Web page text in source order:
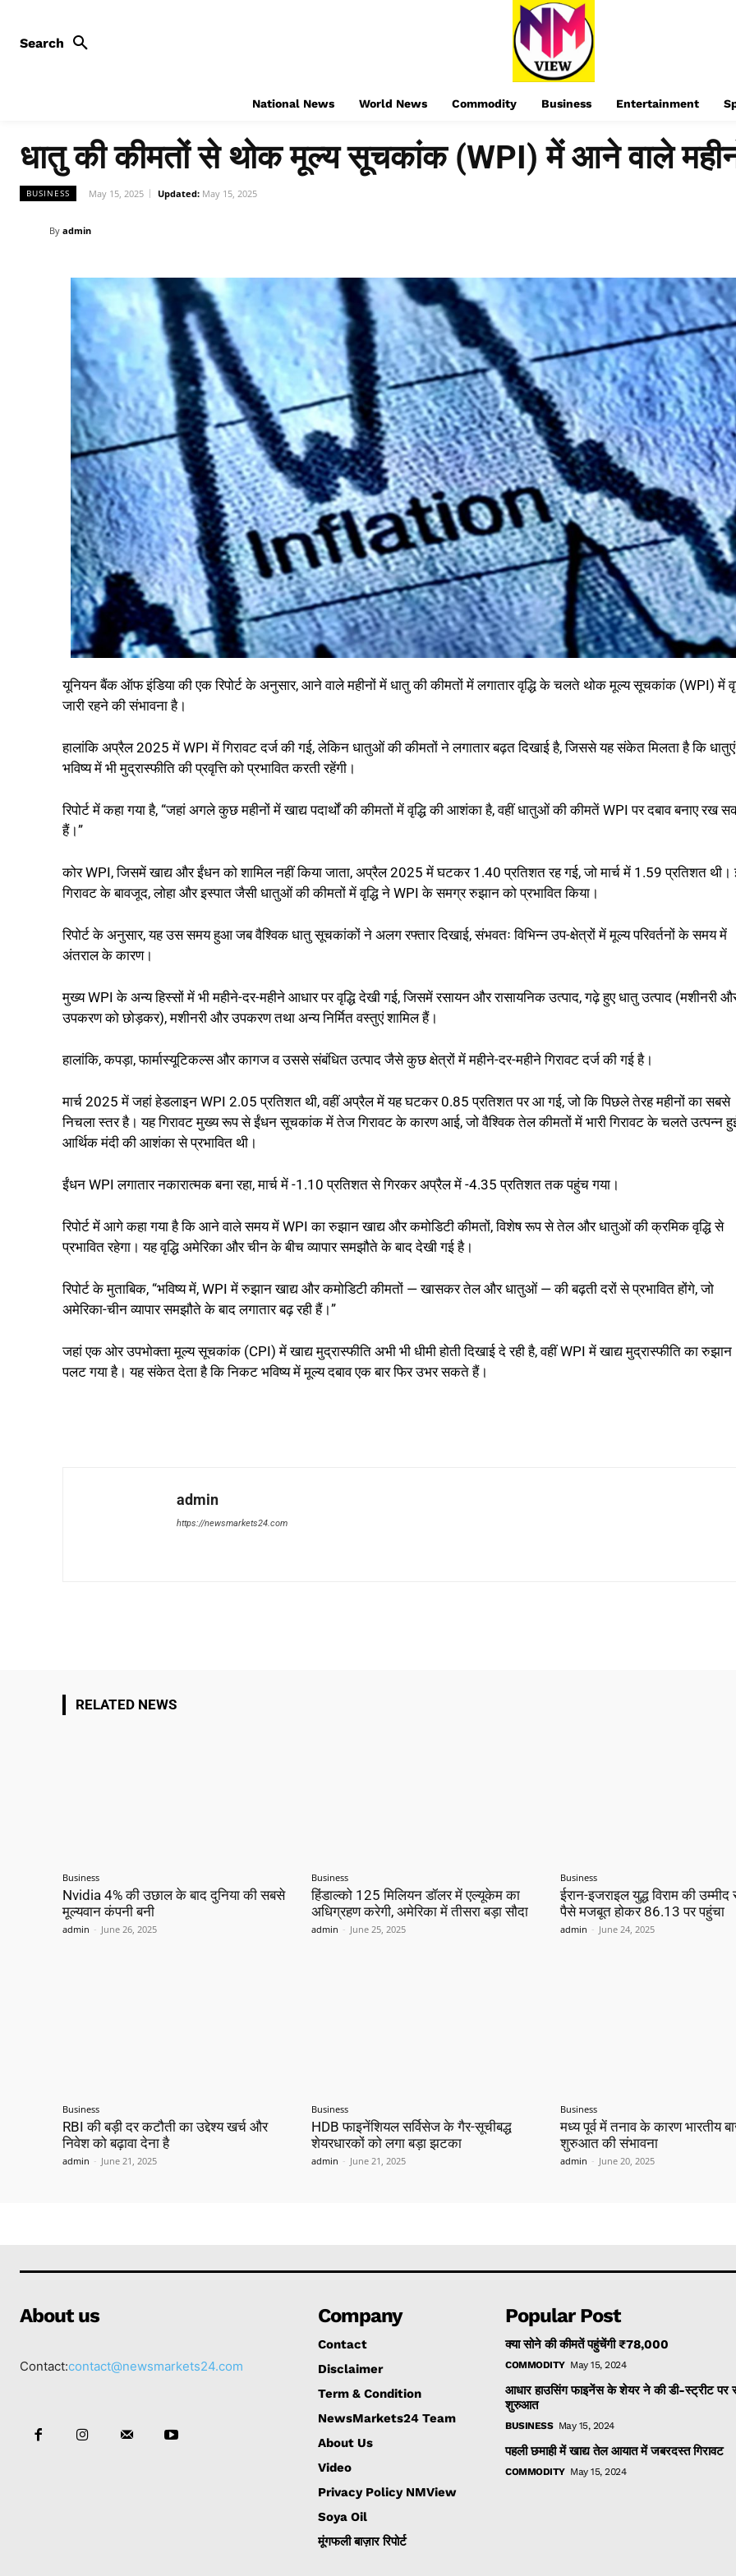
Search
National News World News Commodity Business Entertainment
धातु की कीमतों से थोक मूल्य सूचकांक (WPI) में आने वाले महीनों
BUSINESS May 15, 2025 Updated: May 15, 2025
By admin
यूनियन बैंक ऑफ इंडिया की एक रिपोर्ट के अनुसार, आने वाले महीनों में धातु की कीमतों में लगातार वृद्धि के चलते थोक मूल्य सूचकांक (WPI) में
जारी रहने की संभावना है।
हालांकि अप्रैल 2025 में WPI में गिरावट दर्ज की गई, लेकिन धातुओं की कीमतों ने लगातार बढ़त दिखाई है, जिससे यह संकेत मिलता है कि धातुएं
भविष्य में भी मुद्रास्फीति की प्रवृत्ति को प्रभावित करती रहेंगी।
रिपोर्ट में कहा गया है, “जहां अगले कुछ महीनों में खाद्य पदार्थों की कीमतों में वृद्धि की आशंका है, वहीं धातुओं की कीमतें WPI पर दबाव बनाए रख
हैं।”
कोर WPI, जिसमें खाद्य और ईंधन को शामिल नहीं किया जाता, अप्रैल 2025 में घटकर 1.40 प्रतिशत रह गई, जो मार्च में 1.59 प्रतिशत थी।
गिरावट के बावजूद, लोहा और इस्पात जैसी धातुओं की कीमतों में वृद्धि ने WPI के समग्र रुझान को प्रभावित किया।
रिपोर्ट के अनुसार, यह उस समय हुआ जब वैश्विक धातु सूचकांकों ने अलग रफ्तार दिखाई, संभवतः विभिन्न उप-क्षेत्रों में मूल्य परिवर्तनों के समय में
अंतराल के कारण।
मुख्य WPI के अन्य हिस्सों में भी महीने-दर-महीने आधार पर वृद्धि देखी गई, जिसमें रसायन और रासायनिक उत्पाद, गढ़े हुए धातु उत्पाद (मशीनरी
उपकरण को छोड़कर), मशीनरी और उपकरण तथा अन्य निर्मित वस्तुएं शामिल हैं।
हालांकि, कपड़ा, फार्मास्यूटिकल्स और कागज व उससे संबंधित उत्पाद जैसे कुछ क्षेत्रों में महीने-दर-महीने गिरावट दर्ज की गई है।
मार्च 2025 में जहां हेडलाइन WPI 2.05 प्रतिशत थी, वहीं अप्रैल में यह घटकर 0.85 प्रतिशत पर आ गई, जो कि पिछले तेरह महीनों का सबसे
निचला स्तर है। यह गिरावट मुख्य रूप से ईंधन सूचकांक में तेज गिरावट के कारण आई, जो वैश्विक तेल कीमतों में भारी गिरावट के चलते उत्पन्न
आर्थिक मंदी की आशंका से प्रभावित थी।
ईंधन WPI लगातार नकारात्मक बना रहा, मार्च में -1.10 प्रतिशत से गिरकर अप्रैल में -4.35 प्रतिशत तक पहुंच गया।
रिपोर्ट में आगे कहा गया है कि आने वाले समय में WPI का रुझान खाद्य और कमोडिटी कीमतों, विशेष रूप से तेल और धातुओं की क्रमिक वृद्धि से
प्रभावित रहेगा। यह वृद्धि अमेरिका और चीन के बीच व्यापार समझौते के बाद देखी गई है।
रिपोर्ट के मुताबिक, “भविष्य में, WPI में रुझान खाद्य और कमोडिटी कीमतों — खासकर तेल और धातुओं — की बढ़ती दरों से प्रभावित होंगे, जो
अमेरिका-चीन व्यापार समझौते के बाद लगातार बढ़ रही हैं।”
जहां एक ओर उपभोक्ता मूल्य सूचकांक (CPI) में खाद्य मुद्रास्फीति अभी भी धीमी होती दिखाई दे रही है, वहीं WPI में खाद्य मुद्रास्फीति का रुझान
पलट गया है। यह संकेत देता है कि निकट भविष्य में मूल्य दबाव एक बार फिर उभर सकते हैं।
admin
https://newsmarkets24.com
RELATED NEWS
Business
Nvidia 4% की उछाल के बाद दुनिया की सबसे
मूल्यवान कंपनी बनी
admin - June 26, 2025
Business
हिंडाल्को 125 मिलियन डॉलर में एल्यूकेम का
अधिग्रहण करेगी, अमेरिका में तीसरा बड़ा सौदा
admin - June 25, 2025
Business
ईरान-इजराइल युद्ध विराम की
पैसे मजबूत होकर 86.13 पर पहुंचा
admin - June 24, 2025
Business
RBI की बड़ी दर कटौती का उद्देश्य खर्च और
निवेश को बढ़ावा देना है
admin - June 21, 2025
Business
HDB फाइनेंशियल सर्विसेज के गैर-सूचीबद्ध
शेयरधारकों को लगा बड़ा झटका
admin - June 21, 2025
Business
मध्य पूर्व में तनाव के कारण भारतीय
शुरुआत की संभावना
admin - June 20, 2025
About us
Contact:contact@newsmarkets24.com
Company
Contact
Disclaimer
Term & Condition
NewsMarkets24 Team
About Us
Video
Privacy Policy NMView
Soya Oil
मूंगफली बाज़ार रिपोर्ट
Popular Post
क्या सोने की कीमतें पहुंचेंगी ₹78,000
COMMODITY May 15, 2024
आधार हाउसिंग फाइनेंस के शेयर ने की डी-स्ट्रीट पर
शुरुआत
BUSINESS May 15, 2024
पहली छमाही में खाद्य तेल आयात में जबरदस्त गिरावट
COMMODITY May 15, 2024